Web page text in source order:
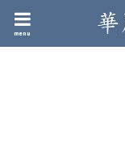
menu